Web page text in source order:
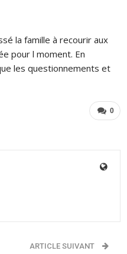
la famille à recourir aux
pour l moment. En
les questionnements et
0
ARTICLE SUIVANT